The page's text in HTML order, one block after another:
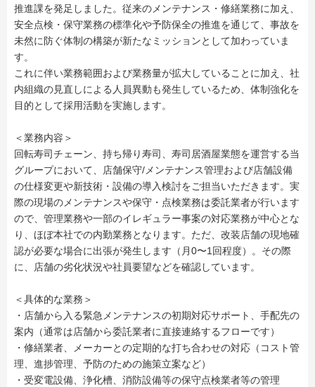
推進課を発足しました。従来のメンテナンス・修繕業務に加え、
安全点検・保守業務の標準化や予防保全の推進を通じて、事故を
未然に防ぐ体制の構築が新たなミッションとして加わっていま
す。
これに伴い業務範囲および業務量が拡大していることに加え、社
内組織の見直しによる人員異動も発生しているため、体制強化を
目的として採用活動を実施します。
＜業務内容＞
回転寿司チェーン、持ち帰り寿司、寿司居酒屋業態を運営する当
グループにおいて、店舗保守/メンテナンス管理および店舗設備
の仕様変更や新技術・設備の導入検討をご担当いただきます。実
際の現場のメンテナンスや保守・点検業務は委託業者が行います
ので、管理業務や一部のイレギュラー事案の対応業務が中心とな
り、ほぼ本社での内勤業務となります。ただ、改装店舗の現地確
認が必要な場合に出張が発生します（月0〜1回程度）。その際
に、店舗の劣化状況や社員要望などを確認しています。
＜具体的な業務＞
・店舗から入る緊急メンテナンスの初期対応サポート、手配先の
案内（通常は店舗から委託業者に直接連絡するフローです）
・修繕業者、メーカーとの定期的な打ち合わせの対応（コスト管
理、進捗管理、予防のための施策立案など）
・受変電設備、浄化槽、消防設備等の保守点検業者等の管理